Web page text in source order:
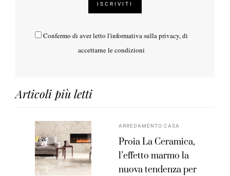
Confermo di aver letto l'informativa sulla privacy, di
accettarne le condizioni
Articoli più letti
ARREDAMENTO CASA
Proia La Ceramica,
l’effetto marmo la
nuova tendenza per